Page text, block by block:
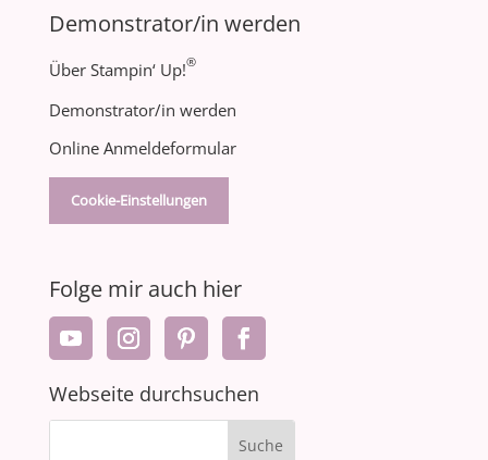
Demonstrator/in werden
Über Stampin‘ Up!®
Demonstrator/in werden
Online Anmeldeformular
Cookie-Einstellungen
Folge mir auch hier
Webseite durchsuchen